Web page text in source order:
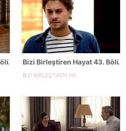
Fotoğrafları
Bizi Birleştiren Hayat 43.
BİZİ BİRLEŞTİREN HAYAT